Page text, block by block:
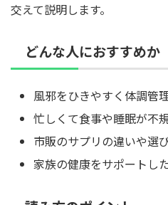
交えて説明します。
どんな人におすすめか
風邪をひきやすく体調管
忙しくて食事や睡眠が不
市販のサプリの違いや選
家族の健康をサポートし